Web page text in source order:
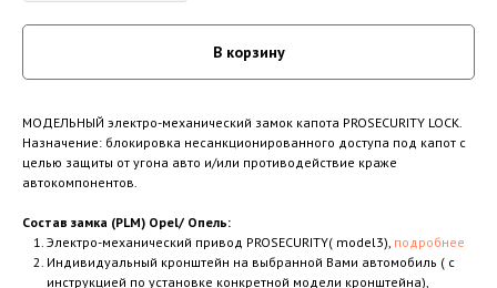
В корзину
МОДЕЛЬНЫЙ электро-механический замок капота PROSECURITY LOCK.
Назначение: блокировка несанкционированного доступа под капот с
целью защиты от угона авто и/или противодействие краже
автокомпонентов.
Состав замка (PLM) Opel/ Опель:
Электро-механический привод PROSECURITY( model3), подробнее
Индивидуальный кронштейн на выбранной Вами автомобиль ( с
инструкцией по установке конкретной модели кронштейна),